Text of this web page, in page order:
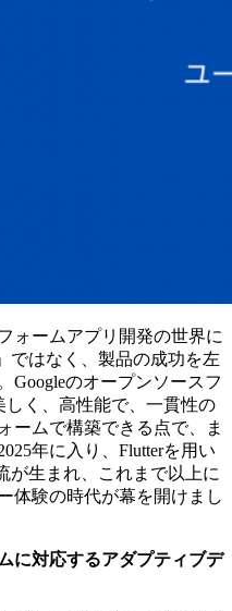
ォームアプリ開発の世界に
ではなく、製品の成功を左
Googleのオープンソースフ
しく、高性能で、一貫性の
ームで構築できる点で、ま
年に入り、Flutterを用い
が生まれ、これまで以上に
体験の時代が幕を開けまし
に対応するアダプティブデ